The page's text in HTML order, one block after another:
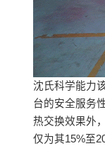
沈氏科学能力
台的安全服务
热交换效果外
仅为其15%至